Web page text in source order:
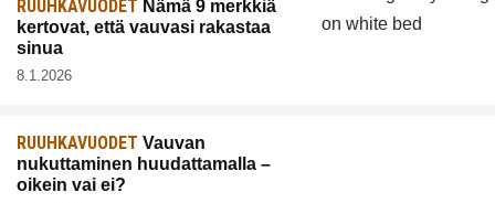
RUUHKAVUODET Nämä 9 merkkiä
kertovat, että vauvasi rakastaa
sinua
8.1.2026
RUUHKAVUODET Vauvan
nukuttaminen huudattamalla –
oikein vai ei?